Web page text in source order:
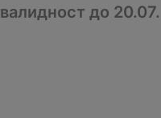
до 20.07.